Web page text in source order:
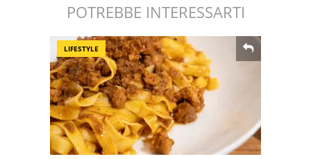
POTREBBE INTERESSARTI
LIFESTYLE